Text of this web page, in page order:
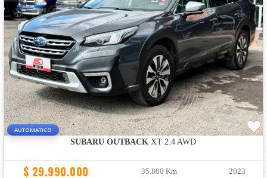
AUTOMATICO
SUBARU OUTBACK XT 2.4 AWD
$ 29.990.000 35.800 Km 2023